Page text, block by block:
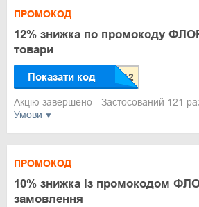
Умови
ПРОМОКОД
12% знижка по промокоду
товари
Показати код
Акцію завершено Застосований 121
ПРОМОКОД
10% знижка із промокодом
замовлення